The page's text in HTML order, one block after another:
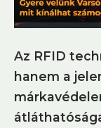
Az RFID
hanem a